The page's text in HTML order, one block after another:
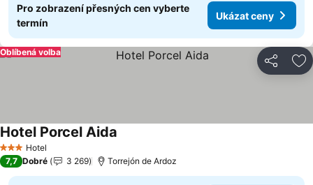
Pro zobrazení přesných cen vyberte
termín
Ukázat ceny
Sdílet
Oblíbená volba
3 Počet hvězdiček
Hotel
Hotel Porcel Aida
7,7 Dobré 3 269 Torrejón de Ardoz